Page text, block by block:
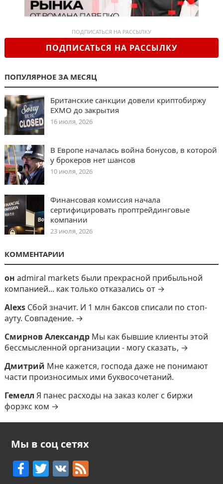
ПОДПИСАТЬСЯ НА РАССЫЛКУ
ПОДПИСАТЬСЯ НА РАССЫЛКУ
ПОПУЛЯРНОЕ ЗА МЕСЯЦ
Британские санкции довели криптобиржу
EXMO до закрытия
16 июля, 2026
В Европе началась война бонусов, в которой
у брокеров нет шансов
10 июля, 2026
Финансовая комиссия начала
сертифицировать проптрейдинговые
компании
23 июля, 2026
КОММЕНТАРИИ
он admiral markets были прекрасной прибыльной
компанией... как только отказались от →
Alexs Сбой значит. И 1 млн баксов списали по стоп-
ауту. Совпадение. →
Смирнов Александр Мы как бывшие клиенты этой
бессмысленной организации - могу сказать, →
Дмитрий Мне кажется, господа даже не понимают
части произносимых ими буквосочетаний.
Гемелл Я панес расходы на заказ колег с биржи
форэкс ком →
Мы в соц сетях
F T V F